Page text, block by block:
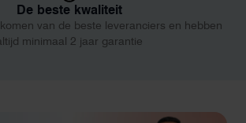
De beste kwaliteit
van de beste leveranciers en hebben
minimaal 2 jaar garantie